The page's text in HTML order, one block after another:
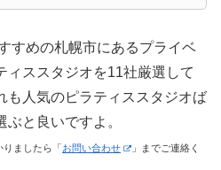
すめの札幌市にあるプライベ
ィススタジオを11社厳選して
も人気のピラティススタジオば
と良いですよ。
りましたら「お問い合わせ 」までご連絡く